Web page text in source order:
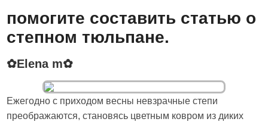
помогите составить статью о
степном тюльпане.
✿Elena m✿
Ежегодно с приходом весны невзрачные степи
преображаются, становясь цветным ковром из диких